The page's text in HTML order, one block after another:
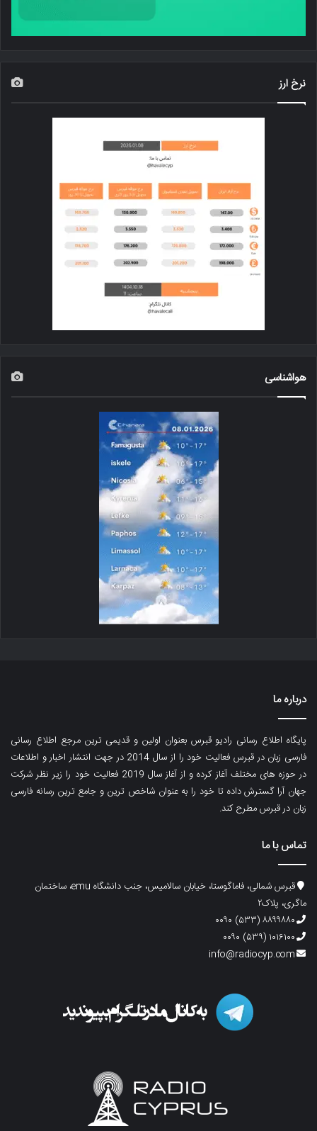
نرخ ارز
هواشناسی
درباره ما
پایگاه اطلاع رسانی رادیو قبرس بعنوان اولین و قدیمی ترین مرجع اطلاع رسانی
فارسی زبان در قبرس فعالیت خود را از سال 2014 در جهت انتشار اخبار و اطلاعات
در حوزه های مختلف آغاز کرده و از آغاز سال 2019 فعالیت خود را زیر نظر شرکت
جهان آرا گسترش داده تا خود را به عنوان شاخص ترین و جامع ترین رسانه فارسی
زبان در قبرس مطرح کند.
تماس با ما
قبرس شمالی، فاماگوستا، خیابان سالامیس، جنب دانشگاه emu، ساختمان
ماگری، پلاک۲
۸۸۹۹۸۸۰ (۵۳۳) ۰۰۹۰
۱۰۱۶۱۰۰ (۵۳۹) ۰۰۹۰
info@radiocyp.com